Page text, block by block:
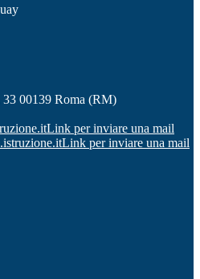
33 00139 Roma (RM)
Link per inviare una mail
Link per inviare una mail